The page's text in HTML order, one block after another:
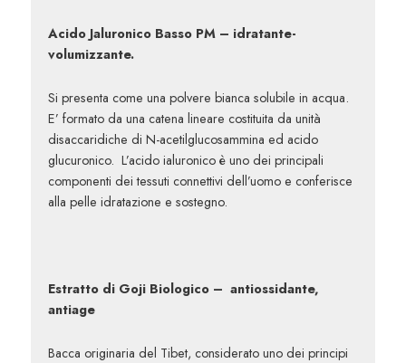
Acido Jaluronico Basso PM – idratante-
volumizzante.
Si presenta come una polvere bianca solubile in acqua.
E’ formato da una catena lineare costituita da unità
disaccaridiche di N-acetilglucosammina ed acido
glucuronico. L’acido ialuronico è uno dei principali
componenti dei tessuti connettivi dell’uomo e conferisce
alla pelle idratazione e sostegno.
Estratto di Goji Biologico – antiossidante,
antiage
Bacca originaria del Tibet, considerato uno dei principi